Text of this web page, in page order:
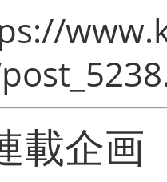
載企画